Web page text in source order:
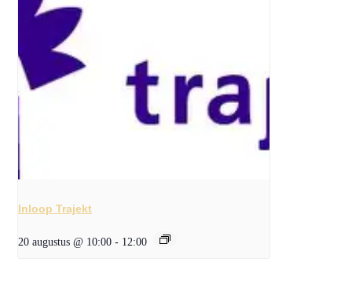
Inloop Trajekt
20 augustus @ 10:00 - 12:00